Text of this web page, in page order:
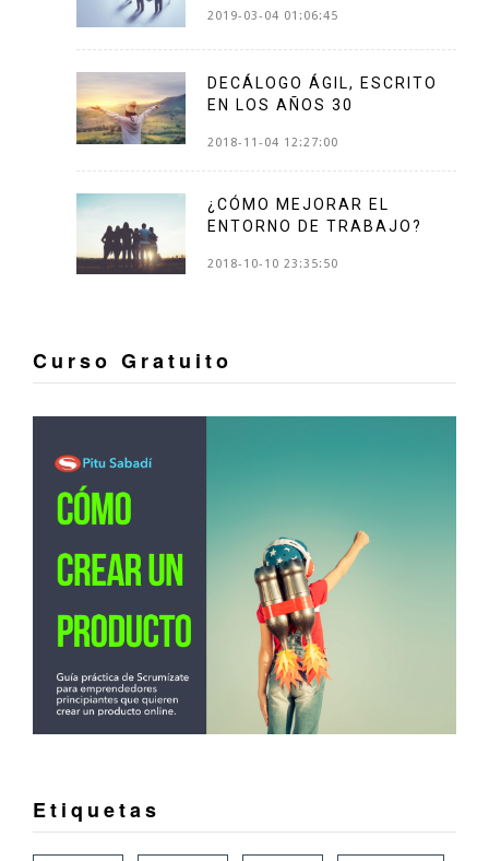
2019-03-04 01:06:45
DECÁLOGO ÁGIL, ESCRITO
EN LOS AÑOS 30
2018-11-04 12:27:00
¿CÓMO MEJORAR EL
ENTORNO DE TRABAJO?
2018-10-10 23:35:50
Curso Gratuito
Etiquetas